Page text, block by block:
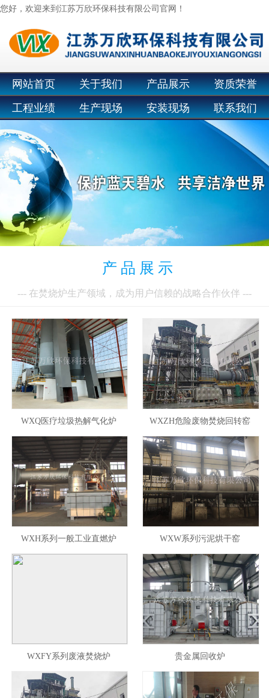
您好，欢迎来到江苏万欣环保科技有限公司官网！
网站首页 关于我们 产品展示
资质荣誉
工程业绩
生产现场 安装现场 联系我们
产 品 展 示
--- 在焚烧炉生产领域，成为用户信赖的战略合作伙伴 ---
WXQ医疗垃圾热解气化炉 WXZH危险废物焚烧回转窑
WXH系列一般工业直燃炉 WXW系列污泥烘干窑
WXFY系列废液焚烧炉 贵金属回收炉